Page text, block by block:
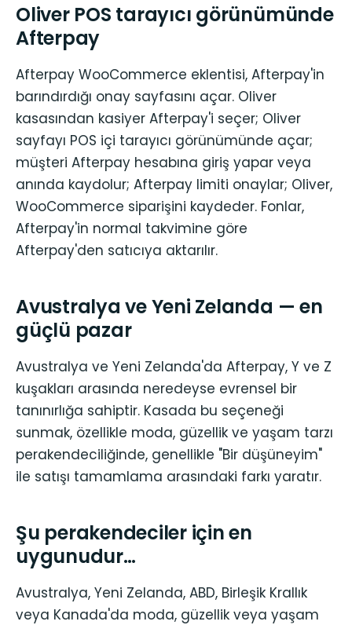
Oliver POS tarayıcı görünümünde
Afterpay
Afterpay WooCommerce eklentisi, Afterpay'in
barındırdığı onay sayfasını açar. Oliver
kasasından kasiyer Afterpay'i seçer; Oliver
sayfayı POS içi tarayıcı görünümünde açar;
müşteri Afterpay hesabına giriş yapar veya
anında kaydolur; Afterpay limiti onaylar; Oliver,
WooCommerce siparişini kaydeder. Fonlar,
Afterpay'in normal takvimine göre
Afterpay'den satıcıya aktarılır.
Avustralya ve Yeni Zelanda — en
güçlü pazar
Avustralya ve Yeni Zelanda'da Afterpay, Y ve Z
kuşakları arasında neredeyse evrensel bir
tanınırlığa sahiptir. Kasada bu seçeneği
sunmak, özellikle moda, güzellik ve yaşam tarzı
perakendeciliğinde, genellikle "Bir düşüneyim"
ile satışı tamamlama arasındaki farkı yaratır.
Şu perakendeciler için en
uygunudur…
Avustralya, Yeni Zelanda, ABD, Birleşik Krallık
veya Kanada'da moda, güzellik veya yaşam